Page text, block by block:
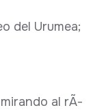
del Urumea;
mirando al rÃ­